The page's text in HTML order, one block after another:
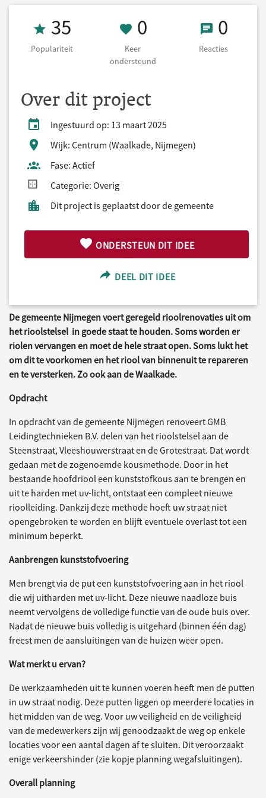
Populariteit 35
35
Populariteit
0 Keer
0
Keer
ondersteund
0 0
Reacties
Over dit project
Ingestuurd op: 13 maart 2025
Wijk: Centrum (Waalkade, Nijmegen)
Fase: Actief
Categorie: Overig
Dit project is geplaatst door de gemeente
ONDERSTEUN DIT IDEE
DEEL DIT IDEE
De gemeente Nijmegen voert geregeld rioolrenovaties uit om
het rioolstelsel in goede staat te houden. Soms worden er
riolen vervangen en moet de hele straat open. Soms lukt het
om dit te voorkomen en het riool van binnenuit te repareren
en te versterken. Zo ook aan de Waalkade.
Opdracht
In opdracht van de gemeente Nijmegen renoveert GMB
Leidingtechnieken B.V. delen van het rioolstelsel aan de
Steenstraat, Vleeshouwerstraat en de Grotestraat. Dat wordt
gedaan met de zogenoemde kousmethode. Door in het
bestaande hoofdriool een kunststofkous aan te brengen en
uit te harden met uv-licht, ontstaat een compleet nieuwe
rioolleiding. Dankzij deze methode hoeft uw straat niet
opengebroken te worden en blijft eventuele overlast tot een
minimum beperkt.
Aanbrengen kunststofvoering
Men brengt via de put een kunststofvoering aan in het riool
die wij uitharden met uv-licht. Deze nieuwe naadloze buis
neemt vervolgens de volledige functie van de oude buis over.
Nadat de nieuwe buis volledig is uitgehard (binnen één dag)
freest men de aansluitingen van de huizen weer open.
Wat merkt u ervan?
De werkzaamheden uit te kunnen voeren heeft men de putten
in uw straat nodig. Deze putten liggen op meerdere locaties in
het midden van de weg. Voor uw veiligheid en de veiligheid
van de medewerkers zijn wij genoodzaakt de weg op enkele
locaties voor een aantal dagen af te sluiten. Dit veroorzaakt
enige verkeershinder (zie kopje planning wegafsluitingen).
Overall planning